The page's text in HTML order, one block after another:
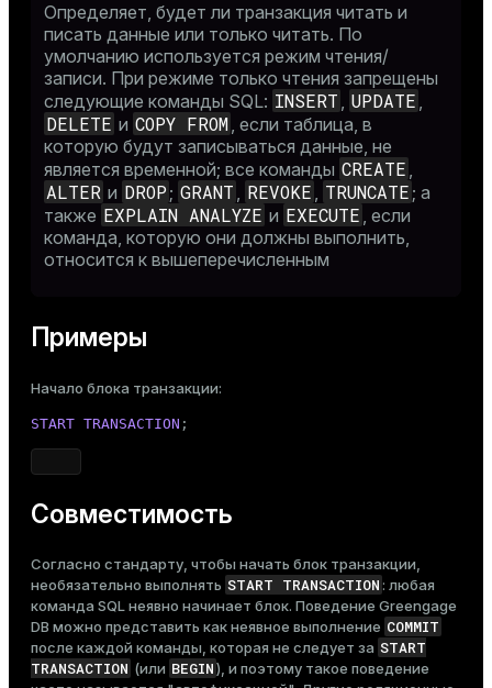
Определяет, будет ли транзакция читать и
писать данные или только читать. По
умолчанию используется режим чтения/
записи. При режиме только чтения запрещены
следующие команды SQL: INSERT , UPDATE ,
DELETE и COPY FROM, если таблица, в
которую будут записываться данные, не
является временной; все команды CREATE ,
ALTER и DROP ; GRANT , REVOKE , TRUNCATE ; а
также EXPLAIN ANALYZE и EXECUTE , если
команда, которую они должны выполнить,
относится к вышеперечисленным
Примеры
Начало блока транзакции:
START TRANSACTION ;
Совместимость
Согласно стандарту, чтобы начать блок транзакции,
необязательно выполнять START TRANSACTION: любая
команда SQL неявно начинает блок. Поведение Greengage
DB можно представить как неявное выполнение COMMIT
после каждой команды, которая не следует за START
TRANSACTION (или BEGIN), и поэтому такое поведение